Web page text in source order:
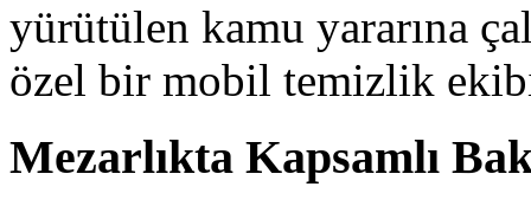
yürütülen kamu yararına
özel bir mobil temizlik
Mezarlıkta Kapsamlı